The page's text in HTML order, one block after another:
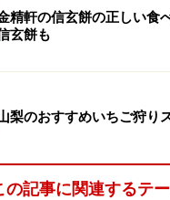
3日と短く、販売店も
、リピーターにもオス
れてゆべし風に仕上げ
」
入り1,020円税抜～、
精軒の信玄餅の正しい食
玄餅も
梨のおすすめいちご狩り
の記事に関連するテ